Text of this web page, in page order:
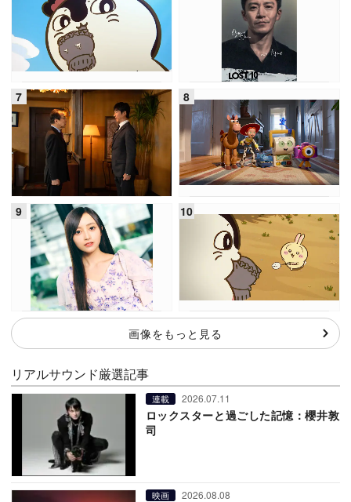
画像をもっと見る
リアルサウンド厳選記事
連載 2026.07.11
ロックスターと過ごした記憶：櫻井敦
司
映画 2026.08.08